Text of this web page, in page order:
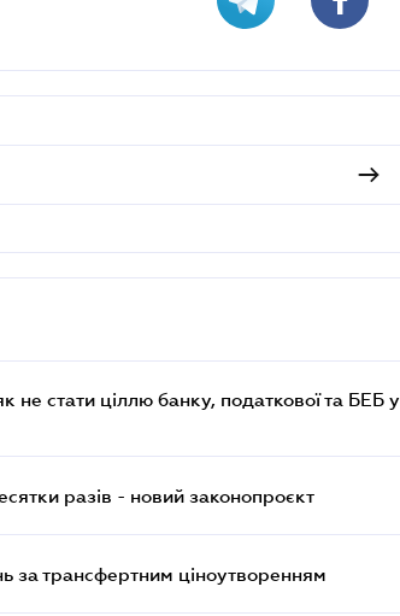
не стати ціллю банку, податкової та БЕБ у
разів - новий законопроєкт
за трансфертним ціноутворенням